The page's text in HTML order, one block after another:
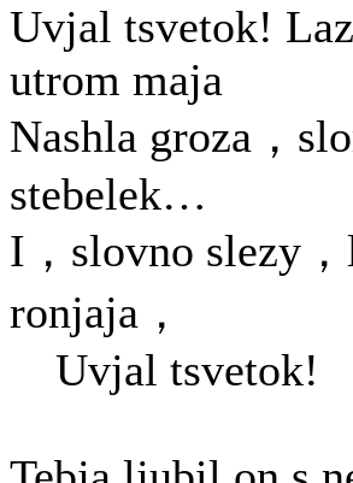
Uvjal tsvetok!
utrom maja
Nashla groza，
stebelek…
I，slovno slezy
ronjaja，
Uvjal tsvetok!